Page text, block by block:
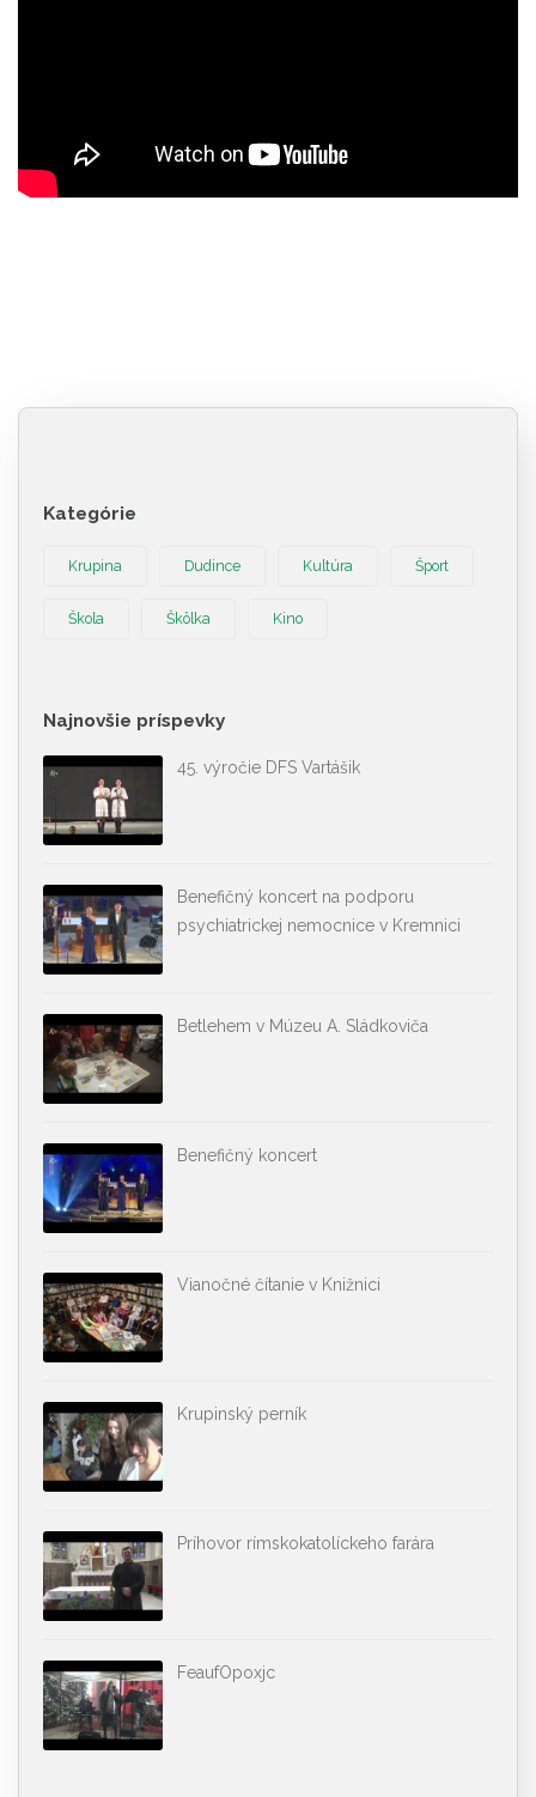
Kategórie
Krupina Dudince Kultúra Šport
Škola Škôlka Kino
Najnovšie príspevky
45. výročie DFS Vartášik
Benefičný koncert na podporu
psychiatrickej nemocnice v Kremnici
Betlehem v Múzeu A. Sládkoviča
Benefičný koncert
Vianočné čítanie v Knižnici
Krupinský perník
Príhovor rímskokatolíckeho farára
FeaufOpoxjc